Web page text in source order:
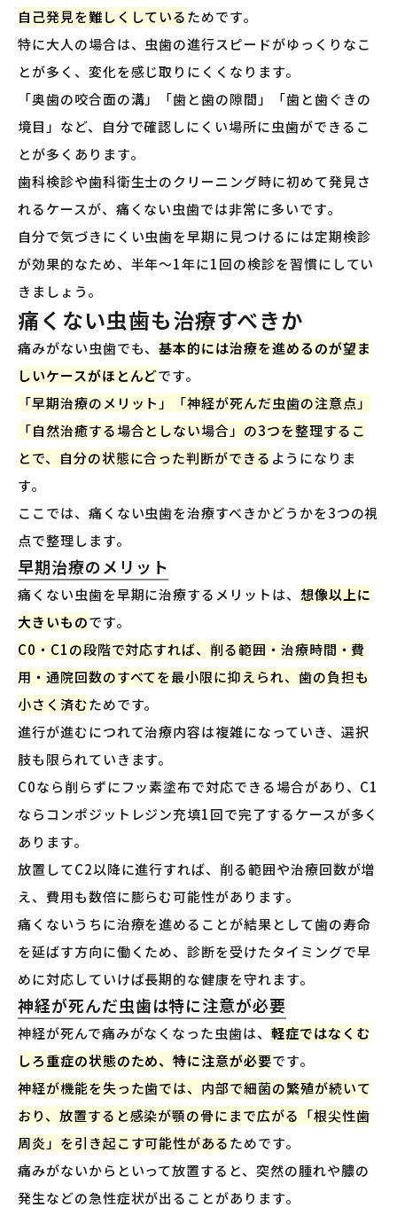
自己発見を難しくしているためです。
特に大人の場合は、虫歯の進行スピードがゆっくりなこ
とが多く、変化を感じ取りにくくなります。
「奥歯の咬合面の溝」「歯と歯の隙間」「歯と歯ぐきの
境目」など、自分で確認しにくい場所に虫歯ができるこ
とが多くあります。
歯科検診や歯科衛生士のクリーニング時に初めて発見さ
れるケースが、痛くない虫歯では非常に多いです。
自分で気づきにくい虫歯を早期に見つけるには定期検診
が効果的なため、半年〜1年に1回の検診を習慣にしてい
きましょう。
痛くない虫歯も治療すべきか
痛みがない虫歯でも、基本的には治療を進めるのが望ま
しいケースがほとんどです。
「早期治療のメリット」「神経が死んだ虫歯の注意点」
「自然治癒する場合としない場合」の3つを整理するこ
とで、自分の状態に合った判断ができる ようになりま
す。
ここでは、痛くない虫歯を治療すべきかどうかを3つの視
点で整理します。
早期治療のメリット
痛くない虫歯を早期に治療するメリットは、 想像以上に
大きいものです。
C0・C1の段階で対応すれば、削る範囲・治療時間・費
用・通院回数のすべてを最小限に抑えられ、歯の負担も
小さく済むためです。
進行が進むにつれて治療内容は複雑になっていき、選択
肢も限られていきます。
C0なら削らずにフッ素塗布で対応できる場合があり、C1
ならコンポジットレジン充填1回で完了するケースが多く
あります。
放置してC2以降に進行すれば、削る範囲や治療回数が増
え、費用も数倍に膨らむ可能性があります。
痛くないうちに治療を進めることが結果として歯の寿命
を延ばす方向に働くため、診断を受けたタイミングで早
めに対応していけば長期的な健康を守れます。
神経が死んだ虫歯は特に注意が必要
神経が死んで痛みがなくなった虫歯は、 軽症ではなくむ
しろ重症の状態のため、特に注意が必要です。
神経が機能を失った歯では、内部で細菌の繁殖が続いて
おり、放置すると感染が顎の骨にまで広がる「根尖性歯
周炎」を引き起こす可能性があるためです。
痛みがないからといって放置すると、突然の腫れや膿の
発生などの急性症状が出ることがあります。